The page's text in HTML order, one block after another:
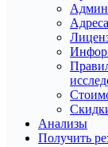
Анализы
Получить